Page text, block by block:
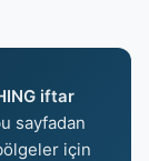
iftar
sayfadan
için